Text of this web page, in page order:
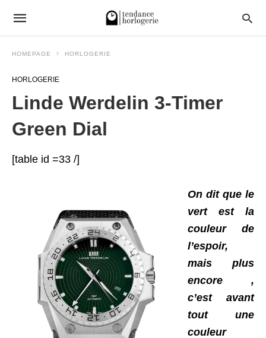
HOMEPAGE HORLOGERIE
HORLOGERIE
Linde Werdelin 3-Timer
Green Dial
[table id =33 /]
On dit que le
vert est la
couleur de
l’espoir,
mais plus
encore ,
c’est avant
tout une
couleur